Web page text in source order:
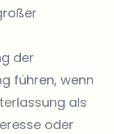
der
führen, wenn
als
oder